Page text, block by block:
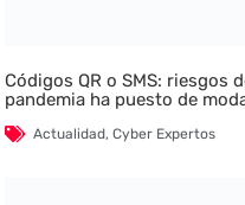
Códigos QR o SMS: riesgos
pandemia ha puesto de
Actualidad,Cyber Expertos